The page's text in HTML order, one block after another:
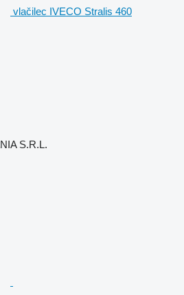
vlačilec IVECO Stralis 460
S.R.L.